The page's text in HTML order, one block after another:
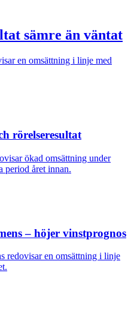
sämre än väntat
en omsättning i linje med
rörelseresultat
ökad omsättning under
period året innan.
– höjer vinstprognos
redovisar en omsättning i linje